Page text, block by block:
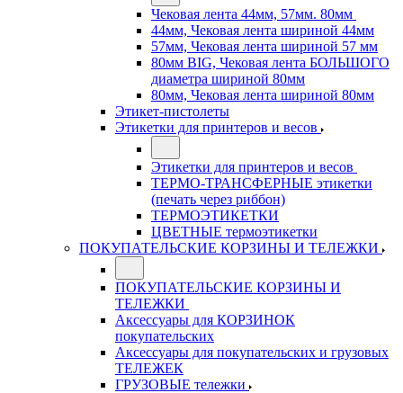
Чековая лента 44мм, 57мм. 80мм
44мм, Чековая лента шириной 44мм
57мм, Чековая лента шириной 57 мм
80мм BIG, Чековая лента БОЛЬШОГО
диаметра шириной 80мм
80мм, Чековая лента шириной 80мм
Этикет-пистолеты
Этикетки для принтеров и весов
Этикетки для принтеров и весов
ТЕРМО-ТРАНСФЕРНЫЕ этикетки
(печать через риббон)
ТЕРМОЭТИКЕТКИ
ЦВЕТНЫЕ термоэтикетки
ПОКУПАТЕЛЬСКИЕ КОРЗИНЫ И ТЕЛЕЖКИ
ПОКУПАТЕЛЬСКИЕ КОРЗИНЫ И
ТЕЛЕЖКИ
Аксессуары для КОРЗИНОК
покупательских
Аксессуары для покупательских и грузовых
ТЕЛЕЖЕК
ГРУЗОВЫЕ тележки